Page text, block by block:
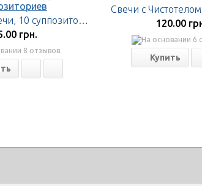
Флараксин свечи, 10 суппозиториев
грн.
Свечи с
120.00